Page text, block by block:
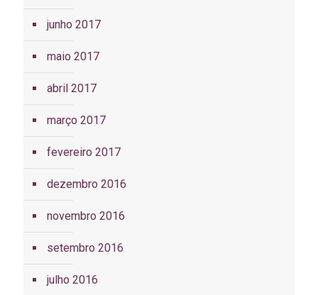
junho 2017
maio 2017
abril 2017
março 2017
fevereiro 2017
dezembro 2016
novembro 2016
setembro 2016
julho 2016